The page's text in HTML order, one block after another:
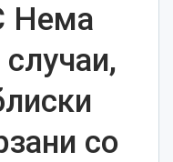
Нема
со